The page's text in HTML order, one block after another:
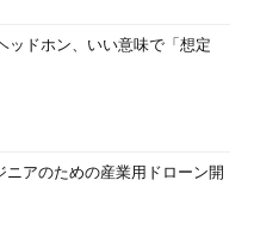
ッドホン、いい意味で「想定
ニアのための産業用ドローン開